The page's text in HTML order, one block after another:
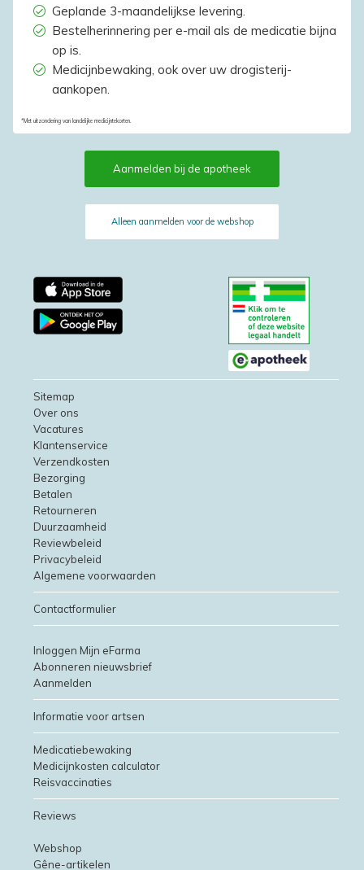
Geplande 3-maandelijkse levering.
Bestelherinnering per e-mail als de medicatie bijna
op is.
Medicijnbewaking, ook over uw drogisterij-
aankopen.
*Met uitzondering van landelijke medicijntekorten.
Aanmelden bij de apotheek
Alleen aanmelden voor de webshop
Sitemap
Over ons
Vacatures
Klantenservice
Verzendkosten
Bezorging
Betalen
Retourneren
Duurzaamheid
Reviewbeleid
Privacybeleid
Algemene voorwaarden
Contactformulier
Inloggen Mijn eFarma
Abonneren nieuwsbrief
Aanmelden
Informatie voor artsen
Medicatiebewaking
Medicijnkosten calculator
Reisvaccinaties
Reviews
Webshop
Gêne-artikelen